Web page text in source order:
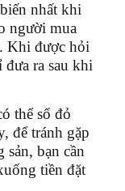
nhất khi
người mua
Khi được hỏi
ra sau khi
thể sổ đỏ
để tránh gặp
bạn cần
tiền đặt